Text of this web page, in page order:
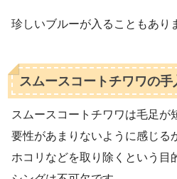
珍しいブルーが入ることもあり
スムースコートチワワの手
スムースコートチワワは毛足が
要性があまりないように感じる
ホコリなどを取り除くという目